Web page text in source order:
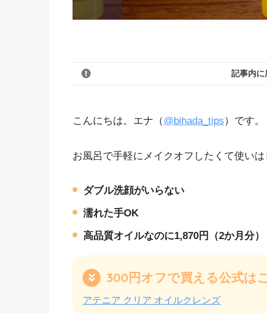
記事内に
こんにちは。エナ（@bihada_tips）です。
お風呂で手軽にメイクオフしたくて使いは
ダブル洗顔がいらない
濡れた手OK
高品質オイルなのに1,870円（2か月分）
300円オフで買える公式は
アテニア クリア オイルクレンズ